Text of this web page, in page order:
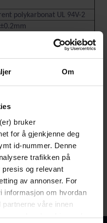
Om
bruker
for å gjenkjenne deg
id-nummer. Denne
trafikken på
presis og relevant
av annonser. For
informasjon om hvordan
våre innen
som kan kombinere den
polykarbonat UL 94V-2
±0.2mm
flerleder
INFO
ECCN: EAR99
HS: 8544.70.0000